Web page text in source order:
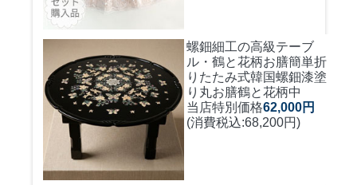
螺鈿細工の高級テーブ
ル・鶴と花柄お膳簡単折
りたたみ式韓国螺鈿漆塗
り丸お膳鶴と花柄中
当店特別価格62,000円
(消費税込:68,200円)